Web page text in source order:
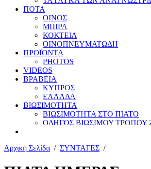
ΠΟΤΑ
ΟΙΝΟΣ
ΜΠΙΡΑ
ΚΟΚΤΕΙΛ
ΟΙΝΟΠΝΕΥΜΑΤΩΔΗ
ΠΡΟΪΟΝΤΑ
PHOTOS
VIDEOS
ΒΡΑΒΕΙΑ
ΚΥΠΡΟΣ
ΕΛΛΑΔΑ
ΒΙΩΣΙΜΟΤΗΤΑ
ΒΙΩΣΙΜΟΤΗΤΑ ΣΤΟ ΠΙΑΤΟ
ΟΔΗΓΟΣ ΒΙΩΣΙΜΟΥ ΤΡΟΠΟΥ
Αρχική Σελίδα / ΣΥΝΤΑΓΕΣ /